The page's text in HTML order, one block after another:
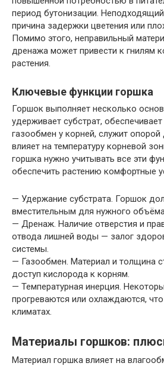
период бутонизации.
причина задержки цветения или
Помимо этого, неправильный
дренажа может привести к гнилям
растения.
Ключевые функции горшка
Горшок выполняет несколько
удерживает субстрат,
газообмен у корней, служит опорой
влияет на температуру корневой
горшка нужно учитывать все эти
обеспечить растению комфортные
— Удержание субстрата. Горшок
вместительным для нужного объёма
— Дренаж. Наличие отверстия и
отвода лишней воды — залог
системы.
— Газообмен. Материал и толщина
доступ кислорода к корням.
— Температурная инерция.
прогреваются или охлаждаются,
климатах.
Материалы горшков:
Материал горшка влияет на